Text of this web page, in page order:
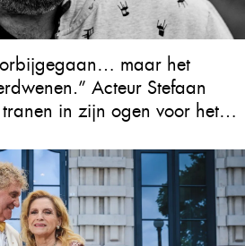
maar het
Acteur Stefaan
in zijn ogen voor het
kind